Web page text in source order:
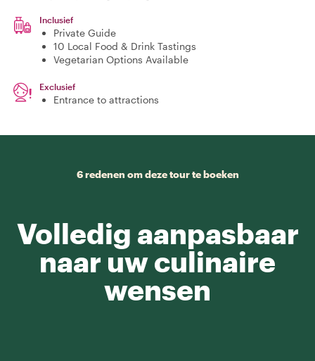
Inclusief
Private Guide
10 Local Food & Drink Tastings
Vegetarian Options Available
Exclusief
Entrance to attractions
6 redenen om deze tour te boeken
Volledig aanpasbaar
naar uw culinaire
wensen